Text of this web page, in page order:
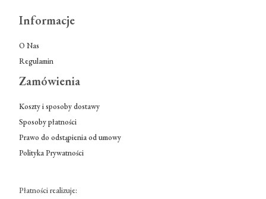
Informacje
O Nas
Regulamin
Zamówienia
Koszty i sposoby dostawy
Sposoby płatności
Prawo do odstąpienia od umowy
Polityka Prywatności
Płatności realizuje: